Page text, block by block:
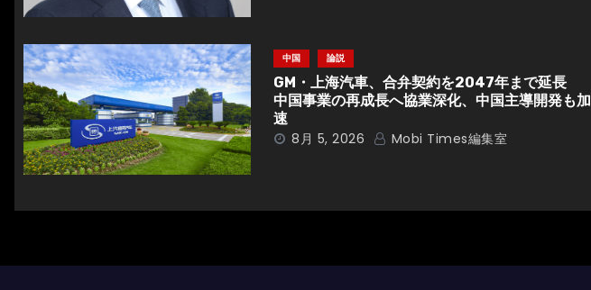
シ
ョ
ン
中国 論説
GM・上海汽車、合弁契約を2047年まで延長
中国事業の再成長へ協業深化、中国主導開発も加
速
8月 5, 2026 Mobi Times編集室